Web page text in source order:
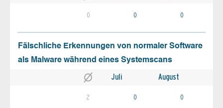
0 0 0
Fälschliche Erkennungen von normaler Software
als Malware während eines Systemscans
Juli August
2 0 0